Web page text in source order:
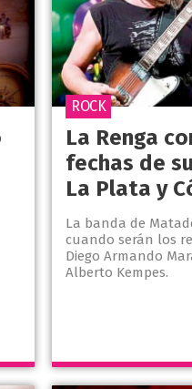
La Renga
fechas de
La Plata y
La banda de
cuando serán los
Diego Armando
Alberto Kempes.
ROCK